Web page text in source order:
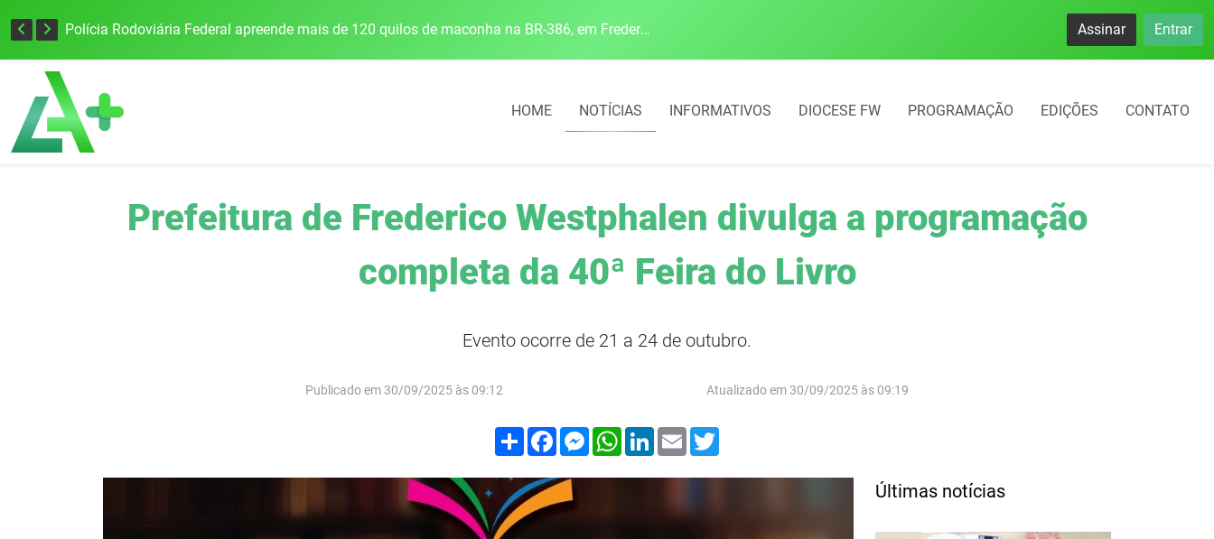
Polícia Rodoviária Federal apreende mais de 120 quilos de maconha na BR-386, em Frederico Westphalen Assinar Entrar
HOME NOTÍCIAS INFORMATIVOS DIOCESE FW PROGRAMAÇÃO EDIÇÕES CONTATO
Prefeitura de Frederico Westphalen divulga a programação
completa da 40ª Feira do Livro
Evento ocorre de 21 a 24 de outubro.
Publicado em 30/09/2025 às 09:12 Atualizado em 30/09/2025 às 09:19
Compartilhar
FacebookMessenger
WhatsApp
LinkedIn
Email
Últimas notícias